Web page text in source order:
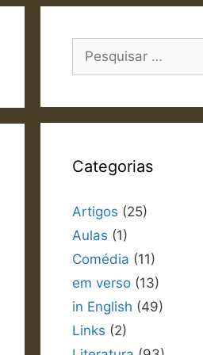
Pesquisar
Categorias
Artigos (25)
Aulas (1)
Comédia (11)
em verso (13)
in English (49)
Links (2)